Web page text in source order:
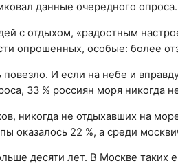
данные очередного
с отдыхом, «радостным
опрошенных, особые: более
И если на небе и
33 % россиян моря никогда
никогда не отдыхавших на
оказалось 22 %, а среди
десяти лет. В Москве